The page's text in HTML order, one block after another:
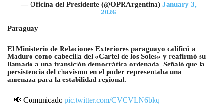
— Oficina del Presidente (@OPRArgentina) January 3,
2026
Paraguay
El Ministerio de Relaciones Exteriores paraguayo calificó a
Maduro como cabecilla del «Cartel de los Soles» y reafirmó su
llamado a una transición democrática ordenada. Señaló que la
persistencia del chavismo en el poder representaba una
amenaza para la estabilidad regional.
📢 Comunicado pic.twitter.com/CVCVLN6bkq